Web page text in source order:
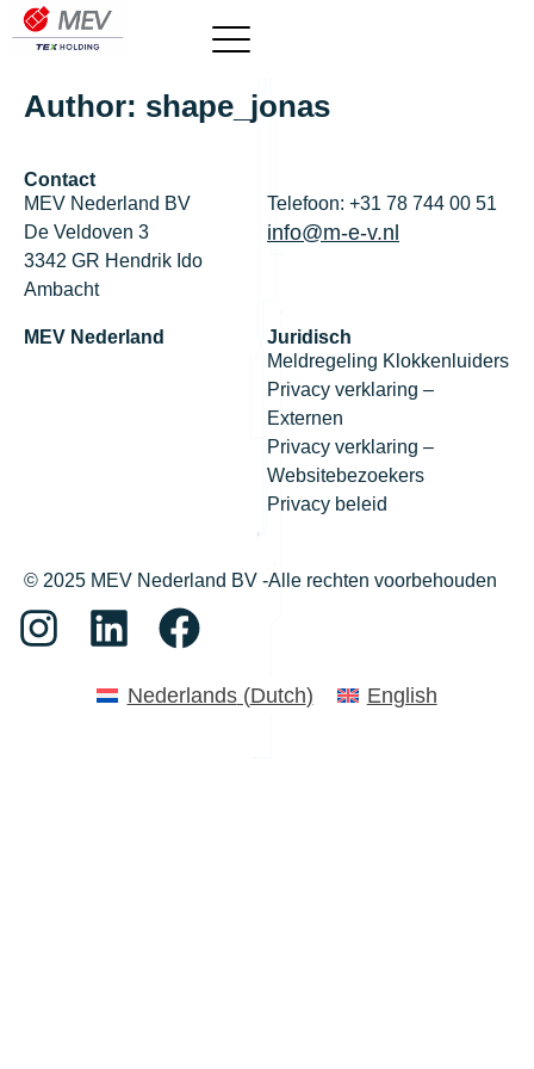
Author: shape_jonas
Contact
MEV Nederland BV
De Veldoven 3
3342 GR Hendrik Ido
Ambacht
Telefoon: +31 78 744 00 51
info@m-e-v.nl
MEV Nederland
Juridisch
Meldregeling Klokkenluiders
Privacy verklaring –
Externen
Privacy verklaring –
Websitebezoekers
Privacy beleid
© 2025 MEV Nederland BV -Alle rechten voorbehouden
Nederlands(Dutch) English